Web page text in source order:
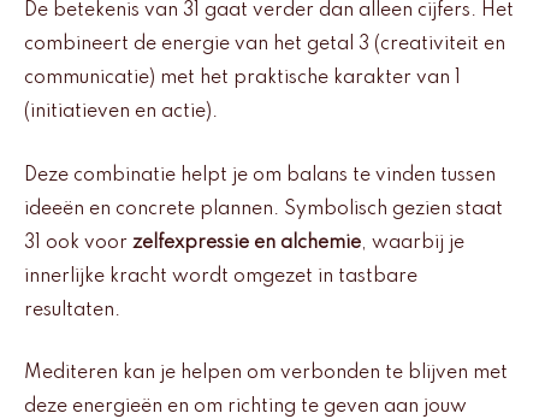
De betekenis van 31 gaat verder dan alleen cijfers. Het
combineert de energie van het getal 3 (creativiteit en
communicatie) met het praktische karakter van 1
(initiatieven en actie).
Deze combinatie helpt je om balans te vinden tussen
ideeën en concrete plannen. Symbolisch gezien staat
31 ook voor zelfexpressie en alchemie, waarbij je
innerlijke kracht wordt omgezet in tastbare
resultaten.
Mediteren kan je helpen om verbonden te blijven met
deze energieën en om richting te geven aan jouw